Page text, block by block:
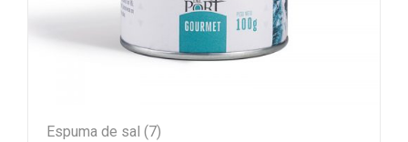
Espuma de sal (7)